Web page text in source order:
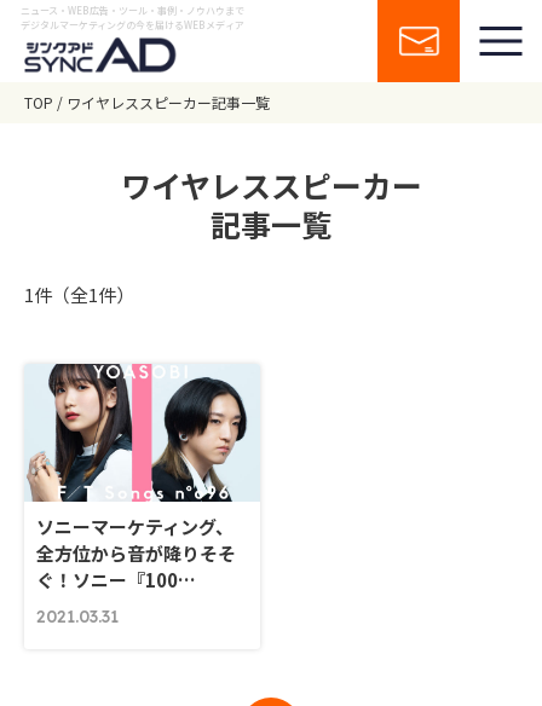
ニュース・WEB広告・ツール・事例・ノウハウまで
デジタルマーケティングの今を届けるWEBメディア
TOP ワイヤレススピーカー記事一覧
ワイヤレススピーカー
記事一覧
1件（全1件）
ソニーマーケティング、
全方位から音が降りそそ
ぐ！ソニー『100…
2021.03.31